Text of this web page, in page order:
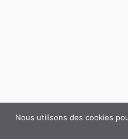
Nous utilisons des cookies